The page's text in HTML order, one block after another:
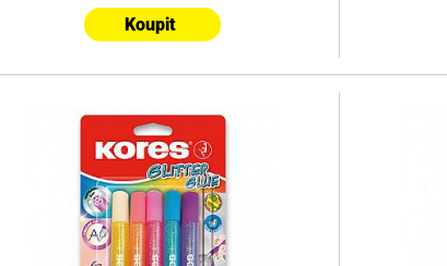
Koupit